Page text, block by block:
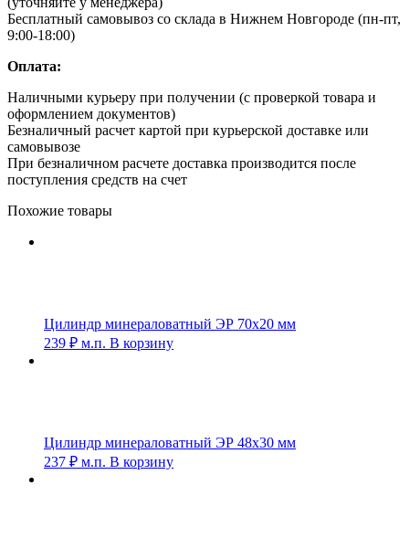
Бесплатный самовывоз со склада в Нижнем Новгороде (пн-пт,
9:00-18:00)
Оплата:
Наличными курьеру при получении (с проверкой товара и
оформлением документов)
Безналичный расчет картой при курьерской доставке или
самовывозе
При безналичном расчете доставка производится после
поступления средств на счет
Похожие товары
Цилиндр минераловатный ЭР 70х20 мм
239 ₽ м.п. В корзину
Цилиндр минераловатный ЭР 48х30 мм
237 ₽ м.п. В корзину